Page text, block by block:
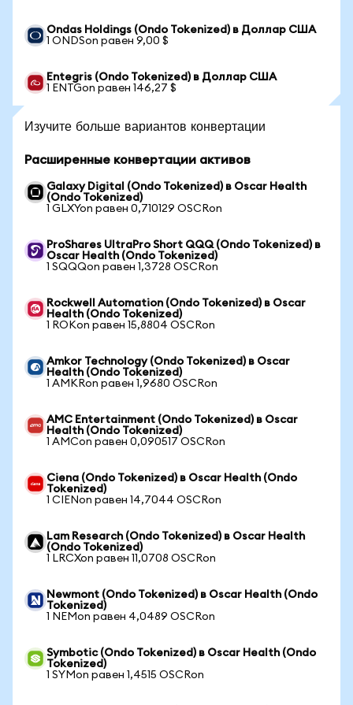
Ondas Holdings (Ondo Tokenized) в Доллар США
1 ONDSon равен 9,00 $
Entegris (Ondo Tokenized) в Доллар США
1 ENTGon равен 146,27 $
Изучите больше вариантов конвертации
Расширенные конвертации активов
Galaxy Digital (Ondo Tokenized) в Oscar Health
(Ondo Tokenized)
1 GLXYon равен 0,710129 OSCRon
ProShares UltraPro Short QQQ (Ondo Tokenized) в
Oscar Health (Ondo Tokenized)
1 SQQQon равен 1,3728 OSCRon
Rockwell Automation (Ondo Tokenized) в Oscar
Health (Ondo Tokenized)
1 ROKon равен 15,8804 OSCRon
Amkor Technology (Ondo Tokenized) в Oscar
Health (Ondo Tokenized)
1 AMKRon равен 1,9680 OSCRon
AMC Entertainment (Ondo Tokenized) в Oscar
Health (Ondo Tokenized)
1 AMCon равен 0,090517 OSCRon
Ciena (Ondo Tokenized) в Oscar Health (Ondo
Tokenized)
1 CIENon равен 14,7044 OSCRon
Lam Research (Ondo Tokenized) в Oscar Health
(Ondo Tokenized)
1 LRCXon равен 11,0708 OSCRon
Newmont (Ondo Tokenized) в Oscar Health (Ondo
Tokenized)
1 NEMon равен 4,0489 OSCRon
Symbotic (Ondo Tokenized) в Oscar Health (Ondo
Tokenized)
1 SYMon равен 1,4515 OSCRon